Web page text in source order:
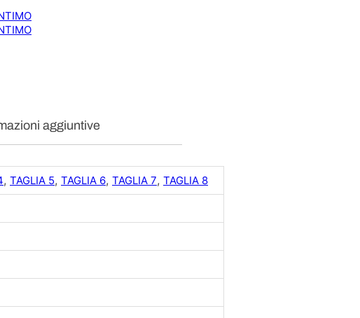
a
i
aggiuntive
, TAGLIA 5, TAGLIA 6, TAGLIA 7, TAGLIA 8